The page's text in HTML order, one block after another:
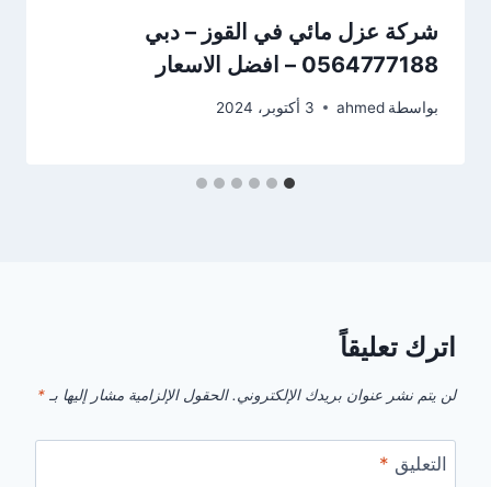
شركة عزل مائي في القوز – دبي
0564777188 – افضل الاسعار
بواسطة ahmed 3 أكتوبر، 2024
اترك تعليقاً
لن يتم نشر عنوان بريدك الإلكتروني. الحقول الإلزامية مشار إليها بـ *
التعليق *